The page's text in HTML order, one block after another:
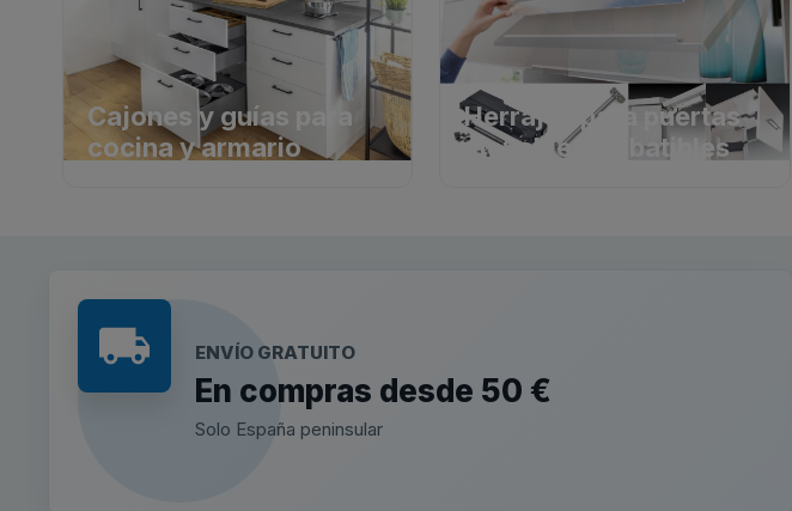
Cajones y guías para
cocina y armario
Herrajes para puertas
elevables y abatibles
ENVÍO GRATUITO
En compras desde 50 €
Solo España peninsular